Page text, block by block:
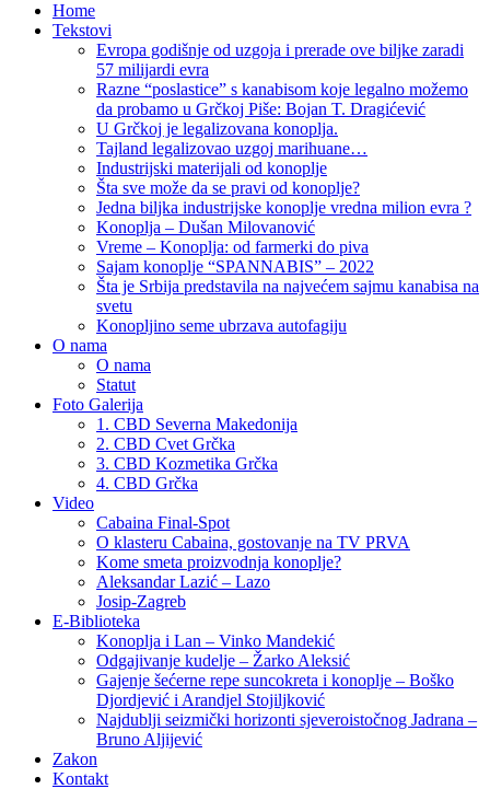
Home
Tekstovi
Evropa godišnje od uzgoja i prerade ove biljke zaradi
57 milijardi evra
Razne “poslastice” s kanabisom koje legalno možemo
da probamo u Grčkoj Piše: Bojan T. Dragićević
U Grčkoj je legalizovana konoplja.
Tajland legalizovao uzgoj marihuane…
Industrijski materijali od konoplje
Šta sve može da se pravi od konoplje?
Jedna biljka industrijske konoplje vredna milion evra ?
Konoplja – Dušan Milovanović
Vreme – Konoplja: od farmerki do piva
Sajam konoplje “SPANNABIS” – 2022
Šta je Srbija predstavila na najvećem sajmu kanabisa na
svetu
Konopljino seme ubrzava autofagiju
O nama
O nama
Statut
Foto Galerija
1. CBD Severna Makedonija
2. CBD Cvet Grčka
3. CBD Kozmetika Grčka
4. CBD Grčka
Video
Cabaina Final-Spot
O klasteru Cabaina, gostovanje na TV PRVA
Kome smeta proizvodnja konoplje?
Aleksandar Lazić – Lazo
Josip-Zagreb
E-Biblioteka
Konoplja i Lan – Vinko Mandekić
Odgajivanje kudelje – Žarko Aleksić
Gajenje šećerne repe suncokreta i konoplje – Boško
Djordjević i Arandjel Stojiljković
Najdublji seizmički horizonti sjeveroistočnog Jadrana –
Bruno Aljijević
Zakon
Kontakt